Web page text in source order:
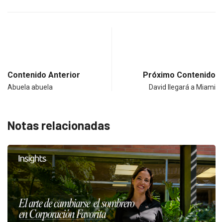
Contenido Anterior
Abuela abuela
Próximo Contenido
David llegará a Miami
Notas relacionadas